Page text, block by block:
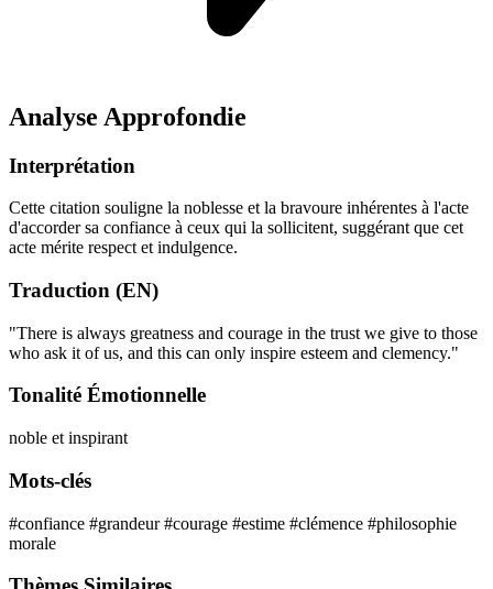
Analyse Approfondie
Interprétation
Cette citation souligne la noblesse et la bravoure inhérentes à l'acte
d'accorder sa confiance à ceux qui la sollicitent, suggérant que cet
acte mérite respect et indulgence.
Traduction (EN)
"There is always greatness and courage in the trust we give to those
who ask it of us, and this can only inspire esteem and clemency."
Tonalité Émotionnelle
noble et inspirant
Mots-clés
#confiance #grandeur#courage #estime #clémence #philosophie
morale